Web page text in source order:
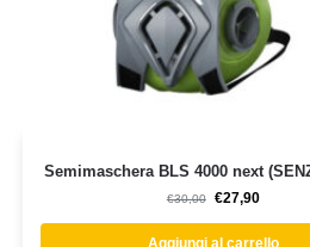
Semimaschera BLS 4000 next
€30,00 €27,90
Aggiungi al carrello